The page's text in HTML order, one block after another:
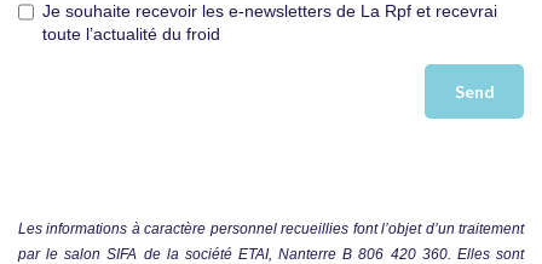
Je souhaite recevoir les e-newsletters de La Rpf et recevrai
toute l’actualité du froid
Les informations à caractère personnel recueillies font l’objet d’un traitement
par le salon SIFA de la société ETAI, Nanterre B 806 420 360. Elles sont